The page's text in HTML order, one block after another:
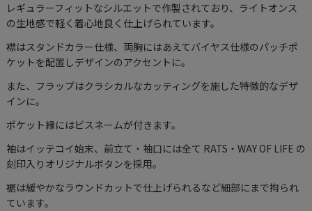
レギュラーフィットなシルエットで作製されており、ライトオンス
の生地感で軽く着心地良く仕上げられています。
襟はスタンドカラー仕様、両胸にはあえてバイヤス仕様のパッチポ
ケットを配置しデザインのアクセントに。
また、フラップはクラシカルなカッティングを施した特徴的なデザ
インに。
ポケット縁にはピスネームが付きます。
袖はイッテコイ始末、前立て・袖口には全て RATS・WAY OF LIFE の
刻印入りオリジナルボタンを採用。
裾は緩やかなラウンドカットで仕上げられるなど細部にまで拘られ
ています。